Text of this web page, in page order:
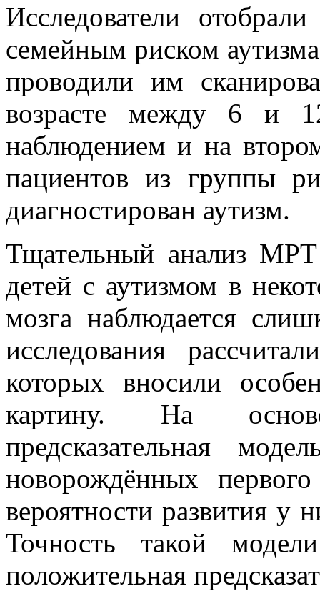
Исследователи
семейным риском
проводили им
возрасте между 6 и
наблюдением и на
пациентов из группы
диагностирован аутизм.
Тщательный анализ
детей с аутизмом в
мозга наблюдается
исследования
которых вносили
картину. На
предсказательная
новорождённых
вероятности развития у
Точность такой
положительная